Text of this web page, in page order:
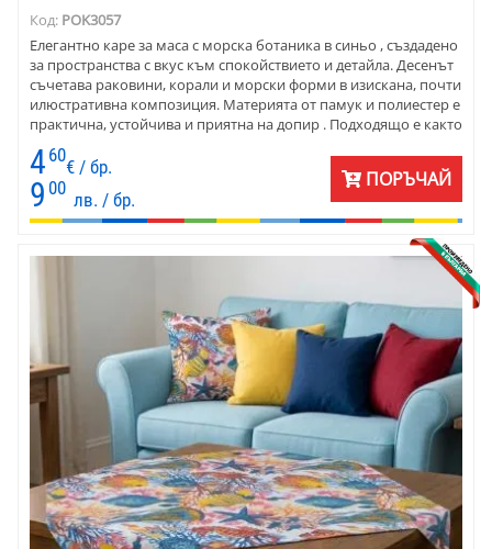
Код: POK3057
Елегантно каре за маса с морска ботаника в синьо , създадено
за пространства с вкус към спокойствието и детайла. Десенът
съчетава раковини, корали и морски форми в изискана, почти
илюстративна композиция. Материята от памук и полиестер е
практична, устойчива и приятна на допир . Подходящо е както
за домове с крайбрежно вдъхновение, така и за заведения с
морска тематика.
4 60
€ / бр.
9 00
лв. / бр.
ПОРЪЧАЙ